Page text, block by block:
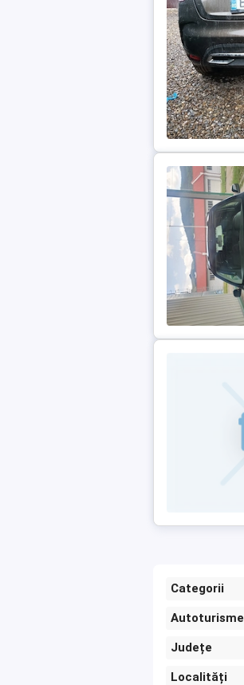
Categorii
Autoturisme
Județe
Localități